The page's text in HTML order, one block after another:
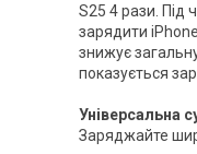
S25 4 рази. Під
зарядити
знижує
показується
Універсальна
Заряджайте